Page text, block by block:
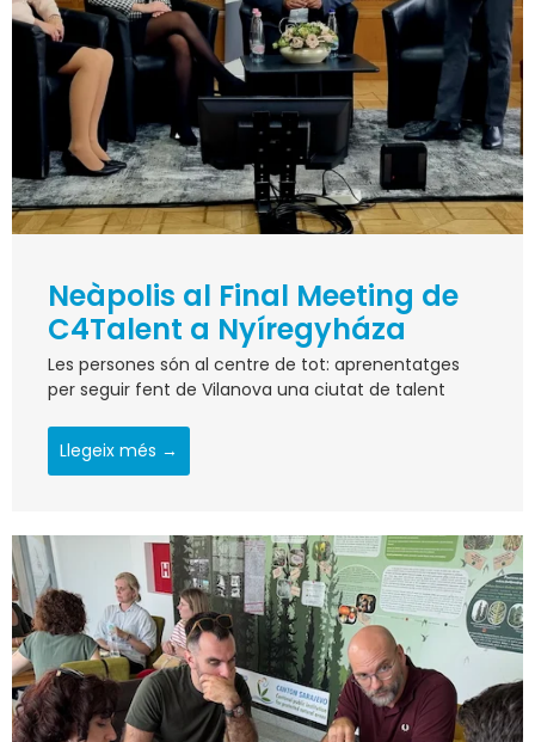
Neàpolis al Final Meeting de
C4Talent a Nyíregyháza
Les persones són al centre de tot: aprenentatges
per seguir fent de Vilanova una ciutat de talent
Llegeix més →